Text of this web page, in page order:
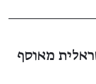
מאוסף